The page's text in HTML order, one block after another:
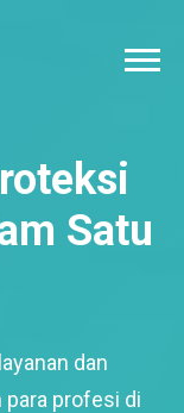
Satu
dan
profesi di